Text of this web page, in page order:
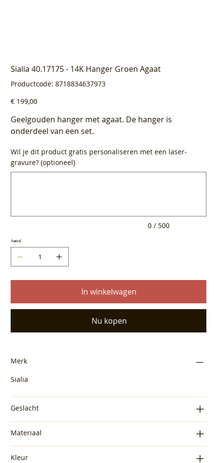
Sialia 40.17175 - 14K Hanger Groen Agaat
Productcode: Productcode
8718834637973
8718834637973
Prijs
€ 199,00
Geelgouden hanger met agaat. De hanger is
onderdeel van een set.
Wil je dit product gratis personaliseren met een laser-
gravure? (optioneel)
0 / 500
Aantal
In winkelwagen
Nu kopen
Merk
Sialia
Geslacht
Materiaal
Kleur